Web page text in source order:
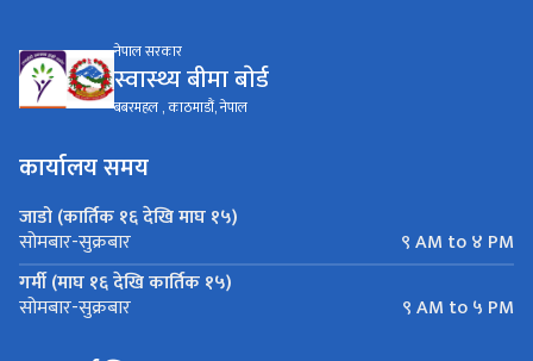
नेपाल सरकार
स्वास्थ्य बीमा बाेर्ड
बबरमहल , काठमाडौं, नेपाल
कार्यालय समय
जाडो (कार्तिक १६ देखि माघ १५)
सोमबार-सुक्रबार
९ AM to ४ PM
गर्मी (माघ १६ देखि कार्तिक १५)
सोमबार-सुक्रबार ९ AM to ५ PM